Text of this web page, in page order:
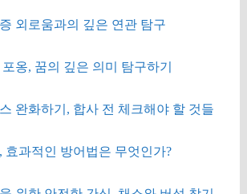
외로움과의 깊은 연관 탐구
옹, 꿈의 깊은 의미 탐구하기
완화하기, 합사 전 체크해야 할 것들
효과적인 방어법은 무엇인가?